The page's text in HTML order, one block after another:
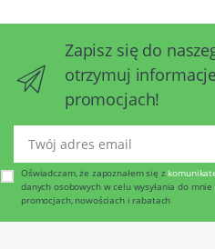
Zapisz się do
otrzymuj
promocjach!
Oświadczam, że zapoznałem się z
danych osobowych w celu wysyłania do
promocjach, nowościach i rabatach